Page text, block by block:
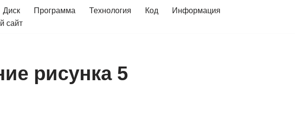
Диск Программа Технология Код
Информация
сайт
рисунка 5